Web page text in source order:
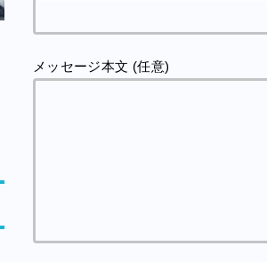
メッセージ本文 (任意)